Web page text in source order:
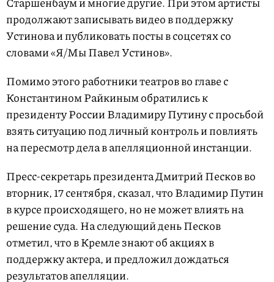
продолжают записывать видео в поддержку
Устинова и публиковать посты в соцсетях со
словами «Я/Мы Павел Устинов».
Помимо этого работники театров во главе с
Константином Райкиным обратились к
президенту России Владимиру Путину с просьбой
взять ситуацию под личный контроль и повлиять
на пересмотр дела в апелляционной инстанции.
Пресс-секретарь президента Дмитрий Песков во
вторник, 17 сентября, сказал, что Владимир Путин
в курсе происходящего, но не может влиять на
решение суда. На следующий день Песков
отметил, что в Кремле знают об акциях в
поддержку актера, и предложил дождаться
результатов апелляции.